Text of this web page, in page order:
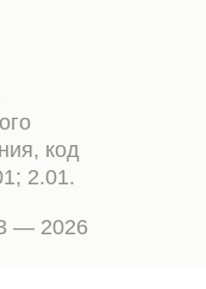
код
2.01.
— 2026